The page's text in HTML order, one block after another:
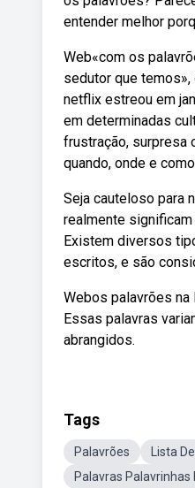
entender melhor
Web«com os
sedutor que
netflix estreou em
em determinadas
frustração, surpresa
quando, onde e
Seja cauteloso para
realmente
Existem diversos
escritos, e são
Webos palavrões
Essas palavras
abrangidos.
Tags
Palavrões Lista
Palavras Palavrinhas